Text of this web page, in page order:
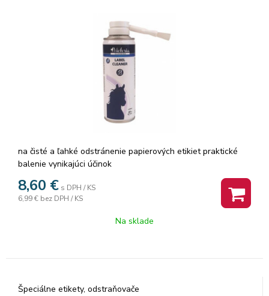
na čisté a ľahké odstránenie papierových etikiet praktické
balenie vynikajúci účinok
8,60 € s DPH / KS
6,99 € bez DPH / KS
Na sklade
Špeciálne etikety, odstraňovače